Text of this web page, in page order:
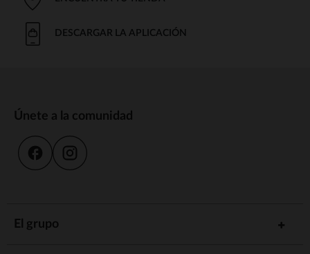
DESCARGAR LA APLICACIÓN
Únete a la comunidad
El grupo